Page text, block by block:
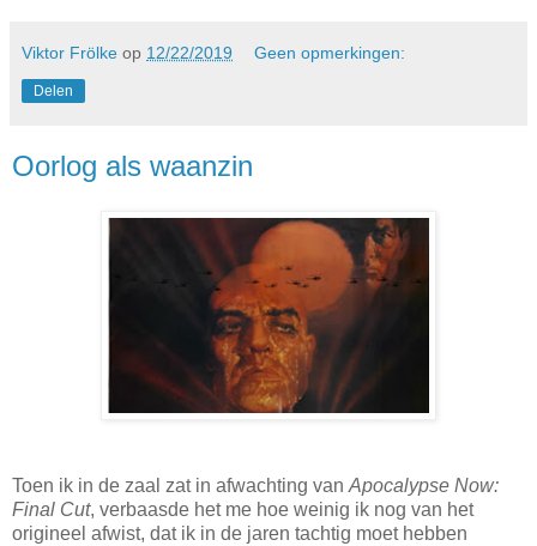
Viktor Frölke op 12/22/2019 Geen opmerkingen:
Delen
Oorlog als waanzin
Toen ik in de zaal zat in afwachting van Apocalypse Now:
Final Cut, verbaasde het me hoe weinig ik nog van het
origineel afwist, dat ik in de jaren tachtig moet hebben